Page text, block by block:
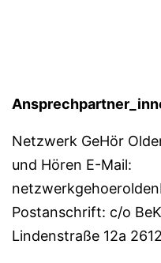
Netzwerk GeHör
und Hören E-Mail:
Postanschrift: c/o
Lindenstraße 12a